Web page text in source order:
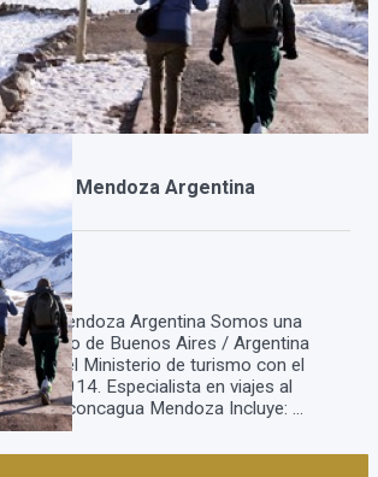
Mendoza Argentina
Mendoza Argentina Somos una
y turismo de Buenos Aires / Argentina
por el Ministerio de turismo con el
86/2014. Especialista en viajes al
al Aconcagua Mendoza Incluye: ...